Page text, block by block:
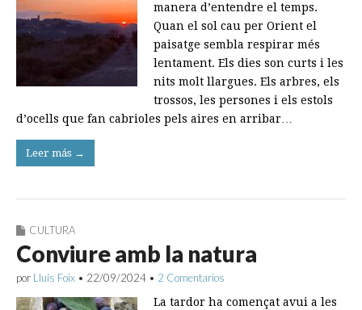
manera d’entendre el temps.
Quan el sol cau per Orient el
paisatge sembla respirar més
lentament. Els dies son curts i les
nits molt llargues. Els arbres, els
trossos, les persones i els estols
d’ocells que fan cabrioles pels aires en arribar…
Leer más →
CULTURA
Conviure amb la natura
por Lluís Foix • 22/09/2024 • 2 Comentarios
La tardor ha començat avui a les